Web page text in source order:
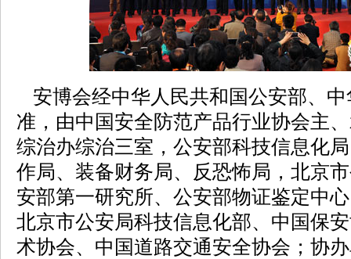
安博会经中华人民共和国公安部、
准，由中国安全防范产品行业协会主
综治办综治三室，公安部科技信息化
作局、装备财务局、反恐怖局，北京
安部第一研究所、公安部物证鉴定中
北京市公安局科技信息化部、中国保
术协会、中国道路交通安全协会；协